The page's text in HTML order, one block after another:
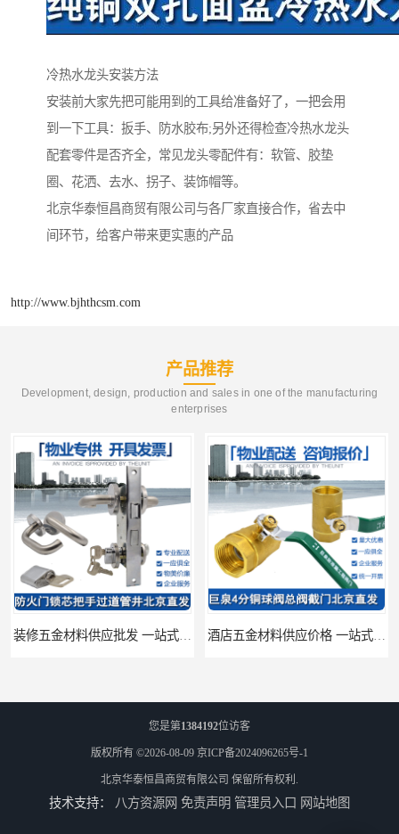
冷热水龙头安装方法
安装前大家先把可能用到的工具给准备好了，一把会用
到一下工具：扳手、防水胶布;另外还得检查冷热水龙头
配套零件是否齐全，常见龙头零配件有：软管、胶垫
圈、花洒、去水、拐子、装饰帽等。
北京华泰恒昌商贸有限公司与各厂家直接合作，省去中
间环节，给客户带来更实惠的产品
http://www.bjhthcsm.com
产品推荐
Development, design, production and sales in one of the manufacturing
enterprises
您是第1384192位访客
版权所有 ©2026-08-09 京ICP备2024096265号-1
北京华泰恒昌商贸有限公司 保留所有权利.
技术支持： 八方资源网 免责声明 管理员入口 网站地图